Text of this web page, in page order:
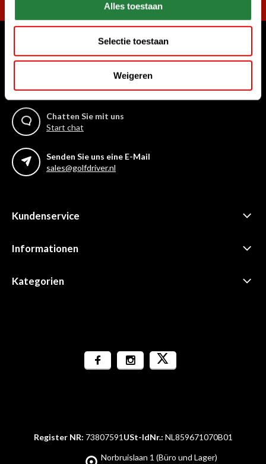
Alles toestaan
Selectie toestaan
Weigeren
Womit können wir Ihnen helfen?
+31 85 06 02 099
Chatten Sie mit uns
Start chat
Senden Sie uns eine E-Mail
sales@golfdriver.nl
Kundenservice
Informationen
Kategorien
Norbruislaan 1 (Büro und Lager)
Register NR: 73807591 USt-IdNr.: NL859671070B01